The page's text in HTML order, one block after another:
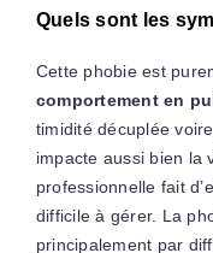
Quels sont les
Cette phobie est
comportement en
timidité décuplée
impacte aussi bien la
professionnelle fait
difficile à gérer. La
principalement par